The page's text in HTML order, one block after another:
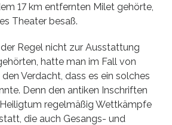
17 km entfernten Milet gehörte,
Theater besaß.
Regel nicht zur Ausstattung
hatte man im Fall von
Verdacht, dass es ein solches
Denn den antiken Inschriften
regelmäßig Wettkämpfe
die auch Gesangs- und